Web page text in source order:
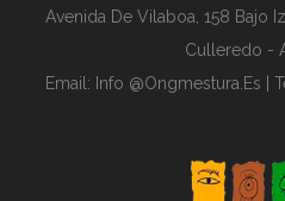
Avenida De Vilaboa, 158 Bajo
Culleredo -
Email: Info @ongmestura.es |